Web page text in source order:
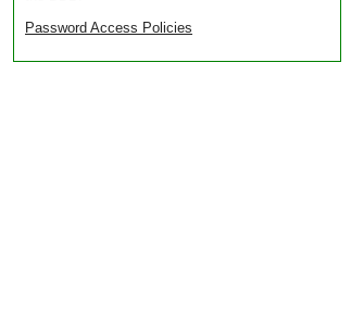
Password Access Policies